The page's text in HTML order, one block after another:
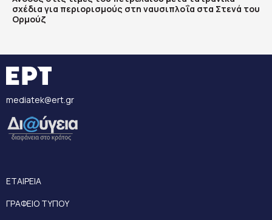
σχέδια για περιορισμούς στη ναυσιπλοΐα στα Στενά του
Ορμούζ
mediatek@ert.gr
ΕΤΑΙΡΕΙΑ
ΓΡΑΦΕΙΟ ΤΥΠΟΥ